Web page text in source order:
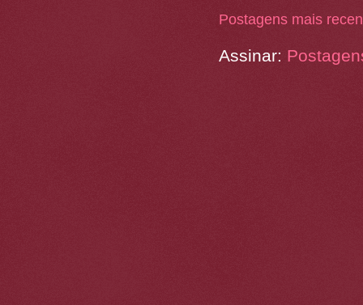
Postagens mais
Assinar: